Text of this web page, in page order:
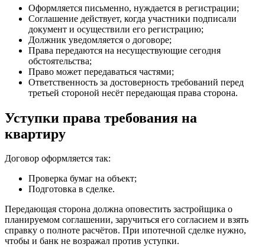
Оформляется письменно, нуждается в регистрации;
Соглашение действует, когда участники подписали
документ и осуществили его регистрацию;
Должник уведомляется о договоре;
Права передаются на несуществующие сегодня
обстоятельства;
Право может передаваться частями;
Ответственность за достоверность требований перед
третьей стороной несёт передающая права сторона.
Уступки права требования на
квартиру
Договор оформляется так:
Проверка бумаг на объект;
Подготовка в сделке.
Передающая сторона должна оповестить застройщика о
планируемом соглашении, заручиться его согласием и взять
справку о полноте расчётов. При ипотечной сделке нужно,
чтобы и банк не возражал против уступки.